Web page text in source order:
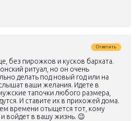
Ответить
без пирожков и кусков бархата.
ритуал, но он очень
делать под новый год или на
ваши желания. Идете в
тапочки любого размера,
И ставите их в прихожей дома.
времени отыщется тот, кому
войдет в вашу жизнь. 😉